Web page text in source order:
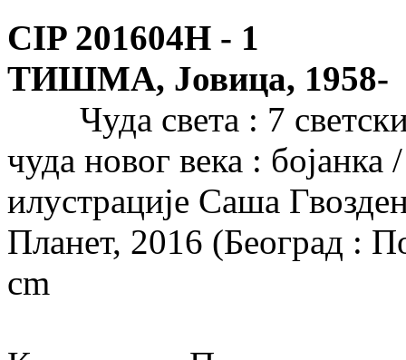
CIP 201604Н - 1
ТИШМА, Јовица, 1958-
Чуда света : 7
чуда новог века :
илустрације Саша
Планет, 2016 (Београд :
cm